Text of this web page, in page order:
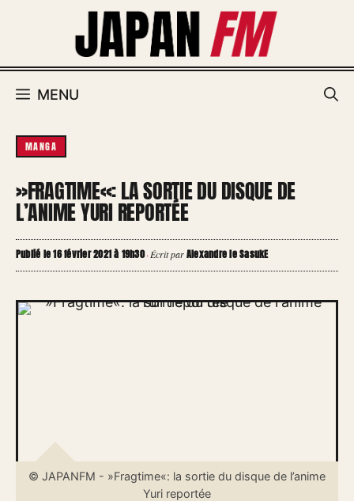
MENU
MANGA
»FRAGTIME«: LA SORTIE DU DISQUE DE
L’ANIME YURI REPORTÉE
Publié le 16 février 2021 à 19h30·Écrit parAlexandre le SasukE
© JAPANFM - »Fragtime«: la sortie du disque de l’anime
Yuri reportée